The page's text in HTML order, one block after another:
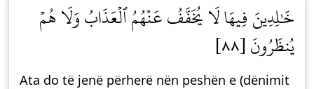
خَٰلِدِينَ فِيهَا لَا يُخَفَّفُ عَنۡهُمُ ٱلۡعَذَابُ وَلَا هُمۡ
يُنظَرُونَ [٨٨]
Ata do të jenë përherë nën peshën e (dënimit